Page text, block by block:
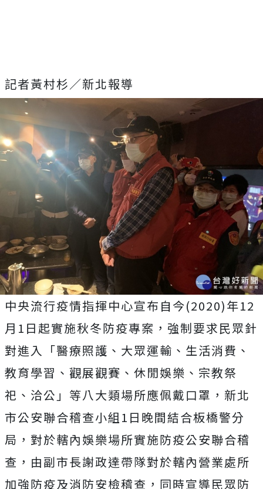
記者黃村杉／新北報導
中央流行疫情指揮中心宣布自今(2020)年12
月1日起實施秋冬防疫專案，強制要求民眾針
對進入「醫療照護、大眾運輸、生活消費、
教育學習、觀展觀賽、休閒娛樂、宗教祭
祀、洽公」等八大類場所應佩戴口罩，新北
市公安聯合稽查小組1日晚間結合板橋警分
局，對於轄內娛樂場所實施防疫公安聯合稽
查，由副市長謝政達帶隊對於轄內營業處所
加強防疫及消防安檢稽查，同時宣導民眾防